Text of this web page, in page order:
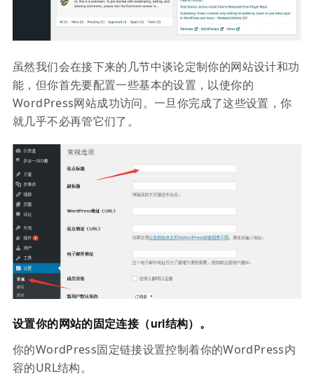
虽然我们会在接下来的几节中谈论定制你的网站设计和功
能，但你首先要配置一些基本的设置，以使你的
WordPress网站成功访问。一旦你完成了这些设置，你
就几乎不必再管它们了。
设置你的网站的固定连接（url结构）。
你的WordPress固定链接设置控制着你的WordPress内
容的URL结构。